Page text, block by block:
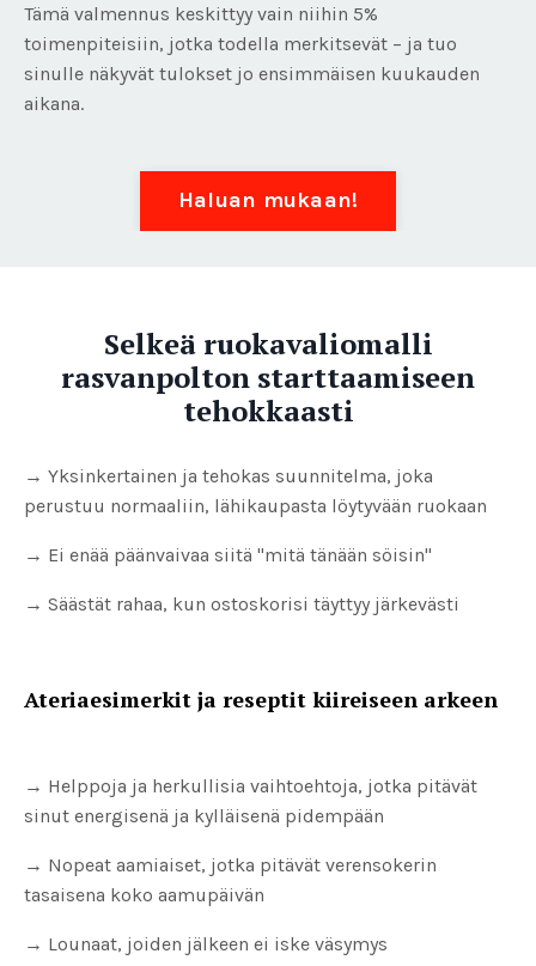
Tämä valmennus keskittyy vain niihin 5%
toimenpiteisiin, jotka todella merkitsevät – ja tuo
sinulle näkyvät tulokset jo ensimmäisen kuukauden
aikana.
Haluan mukaan!
Selkeä ruokavaliomalli
rasvanpolton starttaamiseen
tehokkaasti
→ Yksinkertainen ja tehokas suunnitelma, joka
perustuu normaaliin, lähikaupasta löytyvään ruokaan
→ Ei enää päänvaivaa siitä "mitä tänään söisin"
→ Säästät rahaa, kun ostoskorisi täyttyy järkevästi
Ateriaesimerkit ja reseptit kiireiseen arkeen
→ Helppoja ja herkullisia vaihtoehtoja, jotka pitävät
sinut energisenä ja kylläisenä pidempään
→ Nopeat aamiaiset, jotka pitävät verensokerin
tasaisena koko aamupäivän
→ Lounaat, joiden jälkeen ei iske väsymys